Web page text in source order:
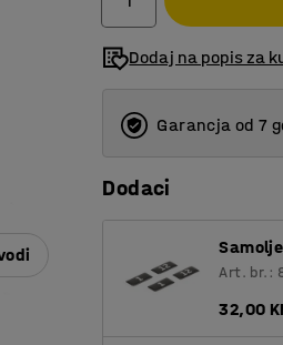
Dodaj na popis za
Garancja od 7
Dodaci
Art. br.:
32,00